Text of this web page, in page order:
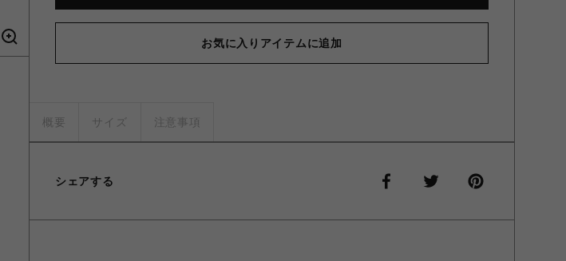
お気に入りアイテムに追加
概要 サイズ 注意事項
シェアする